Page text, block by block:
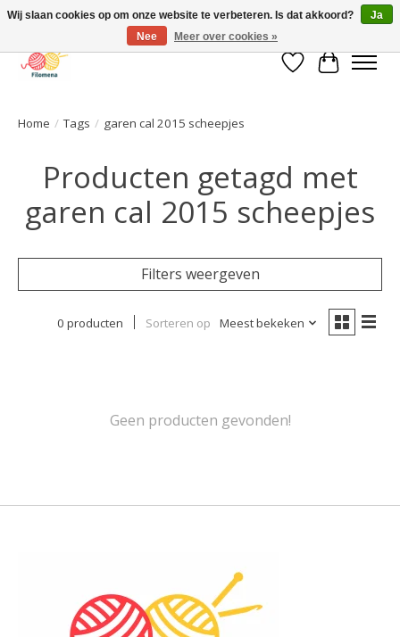
Verlanglijst
Home / Tags / garen cal 2015 scheepjes
Producten getagd met
garen cal 2015 scheepjes
Filters weergeven
0 producten Sorteren op Meest bekeken
Geen producten gevonden!
Wij slaan cookies op om onze website te verbeteren. Is dat akkoord?
Ja
Nee
Meer over cookies »